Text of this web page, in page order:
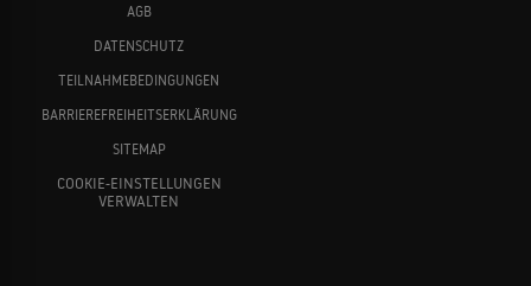
AGB
DATENSCHUTZ
TEILNAHMEBEDINGUNGEN
BARRIEREFREIHEITSERKLÄRUNG
SITEMAP
COOKIE-EINSTELLUNGEN
VERWALTEN